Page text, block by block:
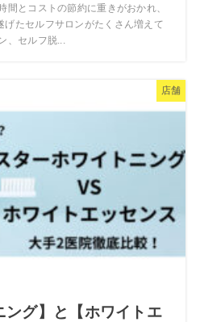
間とコストの節約に重きがおかれ、
げたセルフサロンがたくさん増えて
、セルフ脱...
店舗
ング】と【ホワイトエ